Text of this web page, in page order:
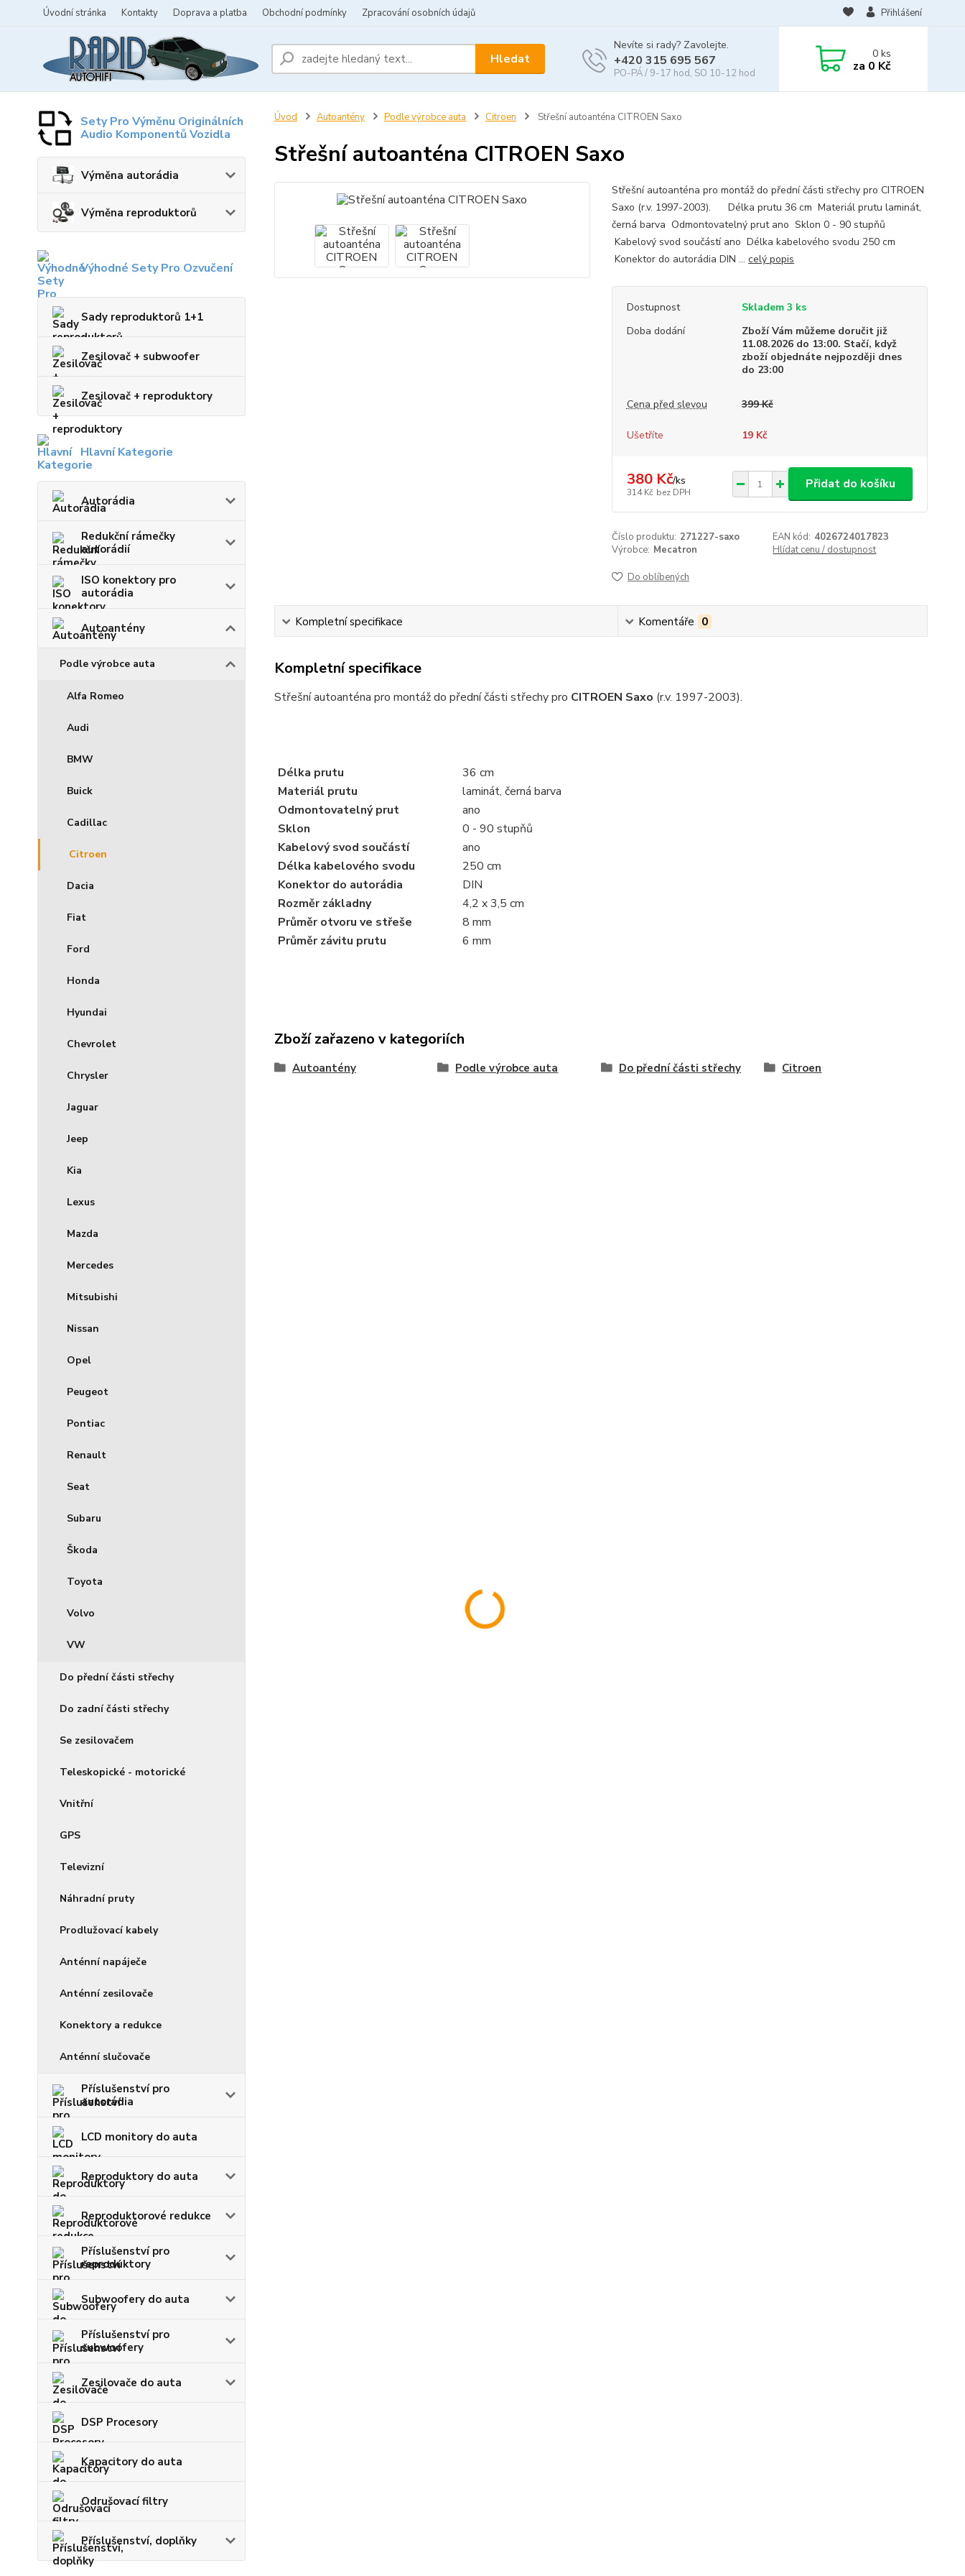
Úvodní stránka Kontakty Doprava a platba Obchodní podmínky Zpracování osobních údajů Přihlášení
Hledat
Nevíte si rady? Zavolejte.
+420 315 695 567
PO-PÁ / 9-17 hod, SO 10-12 hod
0ks
za 0 Kč
Sety Pro Výměnu Originálních
Audio Komponentů Vozidla
Výměna autorádia
Výměna reproduktorů
Výhodné Sety Pro Ozvučení
Sady reproduktorů 1+1
Zesilovač + subwoofer
Zesilovač + reproduktory
Hlavní Kategorie
Autorádia
Redukční rámečky
autorádií
ISO konektory pro
autorádia
Autoantény
Podle výrobce auta
Alfa Romeo
Audi
BMW
Buick
Cadillac
Citroen
Dacia
Fiat
Ford
Honda
Hyundai
Chevrolet
Chrysler
Jaguar
Jeep
Kia
Lexus
Mazda
Mercedes
Mitsubishi
Nissan
Opel
Peugeot
Pontiac
Renault
Seat
Subaru
Škoda
Toyota
Volvo
VW
Do přední části střechy
Do zadní části střechy
Se zesilovačem
Teleskopické - motorické
Vnitřní
GPS
Televizní
Náhradní pruty
Prodlužovací kabely
Anténní napáječe
Anténní zesilovače
Konektory a redukce
Anténní slučovače
Příslušenství pro
autorádia
LCD monitory do auta
Reproduktory do auta
Reproduktorové redukce
Příslušenství pro
reproduktory
Subwoofery do auta
Příslušenství pro
subwoofery
Zesilovače do auta
DSP Procesory
Kapacitory do auta
Odrušovací filtry
Příslušenství, doplňky
Úvod Autoantény Podle výrobce auta Citroen Střešní autoanténa CITROEN Saxo
Střešní autoanténa CITROEN Saxo
Střešní autoanténa pro montáž do přední části střechy pro CITROEN
Saxo (r.v. 1997-2003). Délka prutu 36 cm Materiál prutu laminát,
černá barva Odmontovatelný prut ano Sklon 0 - 90 stupňů
Kabelový svod součástí ano Délka kabelového svodu 250 cm
Konektor do autorádia DIN ... celý popis
Dostupnost
Skladem 3 ks
Doba dodání
Zboží Vám můžeme doručit již
11.08.2026 do 13:00. Stačí, když
zboží objednáte nejpozději dnes
do 23:00
Cena před slevou 399 Kč
Ušetříte 19 Kč
380 Kč/ks
314 Kč bez DPH
Přidat do košíku
Číslo produktu: 271227-saxo EAN kód: 4026724017823
Výrobce: Mecatron Hlídat cenu / dostupnost
Do oblíbených
Kompletní specifikace Komentáře 0
Kompletní specifikace
Střešní autoanténa pro montáž do přední části střechy pro CITROEN Saxo (r.v. 1997-2003).
Délka prutu
36 cm
Materiál prutu
laminát, černá barva
Odmontovatelný prut
ano
Sklon
0 - 90 stupňů
Kabelový svod součástí
ano
Délka kabelového svodu
250 cm
Konektor do autorádia
DIN
Rozměr základny
4,2 x 3,5 cm
Průměr otvoru ve střeše
8 mm
Průměr závitu prutu
6 mm
Zboží zařazeno v kategoriích
Autoantény Podle výrobce auta Do přední části střechy Citroen